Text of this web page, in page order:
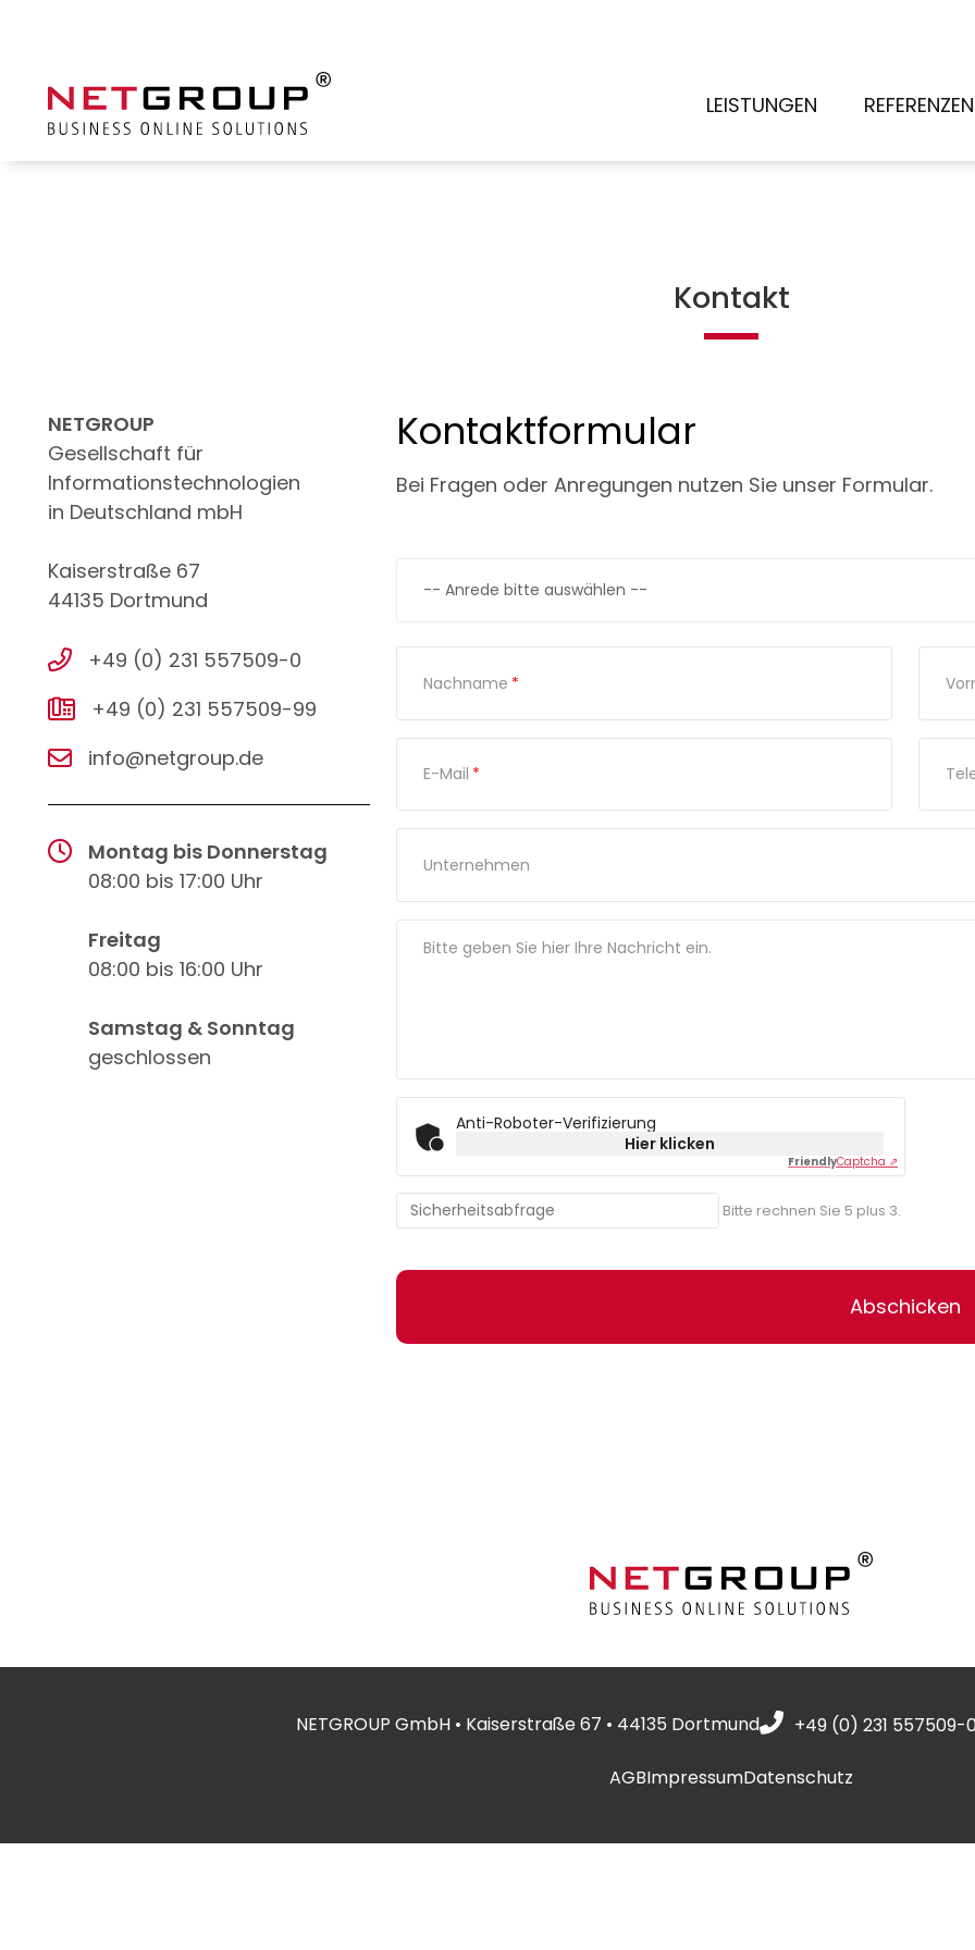
LEISTUNGEN REFERENZEN
Kontakt
NETGROUP
Gesellschaft für
Informationstechnologien
in Deutschland mbH
Kaiserstraße 67
44135 Dortmund
+49 (0) 231 557509-0
+49 (0) 231 557509-99
info@netgroup.de
Montag bis Donnerstag
08:00 bis 17:00 Uhr
Freitag
08:00 bis 16:00 Uhr
Samstag & Sonntag
geschlossen
Kontaktformular
Bei Fragen oder Anregungen nutzen Sie unser Formular.
Nachname *
E-Mail *
Unternehmen
Bitte geben Sie hier Ihre Nachricht ein.
Anti-Roboter-Verifizierung
Hier klicken
FriendlyCaptcha ⇗
Bitte rechnen Sie 5 plus 3.
Abschicken
NETGROUP GmbH • Kaiserstraße 67 • 44135 Dortmund +49 (0) 231 557509-
AGBImpressumDatenschutz